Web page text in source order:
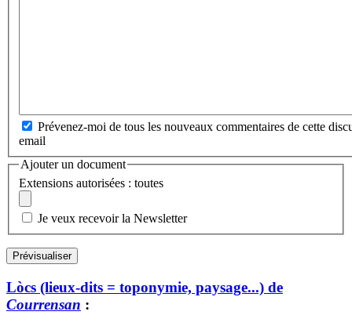
Prévenez-moi de tous les nouveaux commentaires de cette
email
Ajouter un document
Extensions autorisées : toutes
Je veux recevoir la Newsletter
Lòcs (lieux-dits = toponymie, paysage...) de
Courrensan :